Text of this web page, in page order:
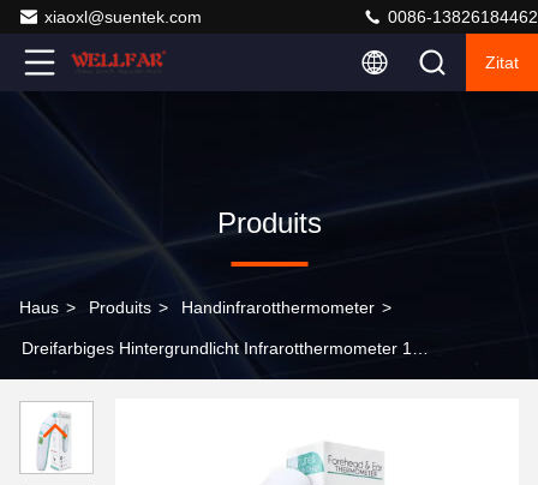
xiaoxl@suentek.com 0086-13826184462
Zitat
Produits
Haus > Produits > Handinfrarotthermometer >
Dreifarbiges Hintergrundlicht Infrarotthermometer 1